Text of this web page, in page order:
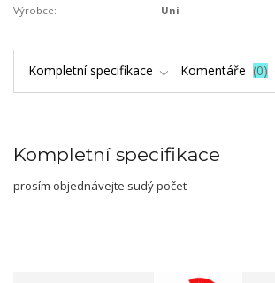
Výrobce:
Uni
Kompletní specifikace Komentáře 0
Kompletní specifikace
prosím objednávejte sudý počet